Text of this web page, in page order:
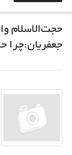
حجت‌الاسلام
جعفریان:چرا